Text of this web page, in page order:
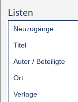
Listen
Neuzugänge
Titel
Autor / Beteiligte
Ort
Verlage